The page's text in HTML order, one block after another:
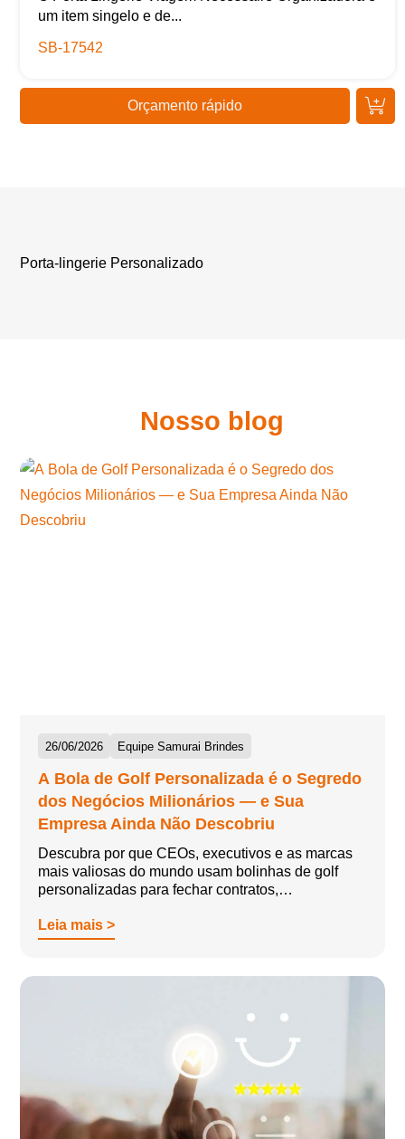
um item singelo e de...
SB-17542
Orçamento rápido
Porta-lingerie Personalizado
Nosso blog
26/06/2026 Equipe Samurai Brindes
A Bola de Golf Personalizada é o Segredo
dos Negócios Milionários — e Sua
Empresa Ainda Não Descobriu
Descubra por que CEOs, executivos e as marcas
mais valiosas do mundo usam bolinhas de golf
personalizadas para fechar contratos,…
Leia mais >